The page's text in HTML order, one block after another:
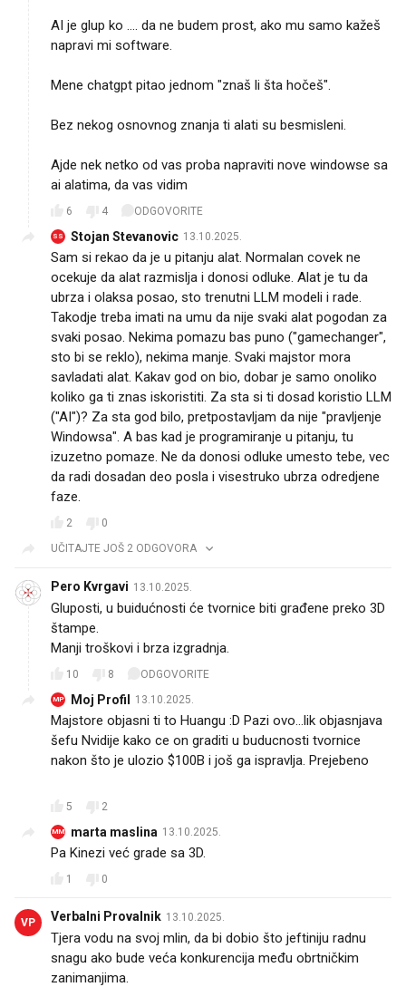
AI je glup ko .... da ne budem prost, ako mu samo kažeš
napravi mi software.
Mene chatgpt pitao jednom "znaš li šta hočeš".
Bez nekog osnovnog znanja ti alati su besmisleni.
Ajde nek netko od vas proba napraviti nove windowse sa
ai alatima, da vas vidim
6 4 ODGOVORITE
SS Stojan Stevanovic 13.10.2025.
Sam si rekao da je u pitanju alat. Normalan covek ne
ocekuje da alat razmislja i donosi odluke. Alat je tu da
ubrza i olaksa posao, sto trenutni LLM modeli i rade.
Takodje treba imati na umu da nije svaki alat pogodan za
svaki posao. Nekima pomazu bas puno ("gamechanger",
sto bi se reklo), nekima manje. Svaki majstor mora
savladati alat. Kakav god on bio, dobar je samo onoliko
koliko ga ti znas iskoristiti. Za sta si ti dosad koristio LLM
("AI")? Za sta god bilo, pretpostavljam da nije "pravljenje
Windowsa". A bas kad je programiranje u pitanju, tu
izuzetno pomaze. Ne da donosi odluke umesto tebe, vec
da radi dosadan deo posla i visestruko ubrza odredjene
faze.
2
0
UČITAJTE JOŠ 2 ODGOVORA
Pero Kvrgavi 13.10.2025.
Gluposti, u buidućnosti će tvornice biti građene preko 3D
štampe.
Manji troškovi i brza izgradnja.
10 8 ODGOVORITE
MP Moj Profil 13.10.2025.
Majstore objasni ti to Huangu :D Pazi ovo...lik objasnjava
šefu Nvidije kako ce on graditi u buducnosti tvornice
nakon što je ulozio $100B i još ga ispravlja. Prejebeno 🤣
5 2
MM marta maslina 13.10.2025.
Pa Kinezi već grade sa 3D.
1 0
VP Verbalni Provalnik 13.10.2025.
Tjera vodu na svoj mlin, da bi dobio što jeftiniju radnu
snagu ako bude veća konkurencija među obrtničkim
zanimanjima.